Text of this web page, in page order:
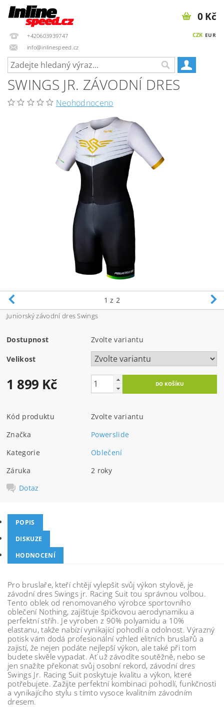
+420603939747
info@inlinespeed.cz
CZK EUR
0 Kč
SWINGS JR. ZÁVODNÍ DRES
Neohodnoceno
1 z 2
Juniorský závodní dres Swings
Dostupnost Zvolte variantu
Velikost
1 899 Kč
Kód produktu
Zvolte variantu
Značka
Powerslide
Kategorie
Oblečení
Záruka
2 roky
Dotaz
POPIS
DISKUZE
HODNOCENÍ
Pro bruslaře, kteří chtějí vylepšit svůj výkon stylově, je
závodní dres Swings jr. Racing Suit tou správnou volbou.
Tento oblek od renomovaného výrobce sportovního
oblečení Nothing, zajišťuje špičkovou aerodynamiku a
perfektní střih. Je vyroben z 90% polyamidu a 10%
elastanu, takže nabízí vynikající pohodlí a odolnost. Výrazný
potisk vám dodá profesionální vzhled elitních bruslařů a
zajistí, že nejen podáte nejlepší výkon, ale také při tom
budete skvěle vypadat. Ať už závodíte soutěžně, nebo se
jen snažíte překonat svůj osobní rekord, závodní dres
Swings Jr. Racing Suit poskytuje kvalitu a výkon, které
potřebujete. Zažijte perfektní kombinaci pohodlí, funkčnosti
a vynikajícího stylu s tímto vysoce kvalitním závodním
dresem.